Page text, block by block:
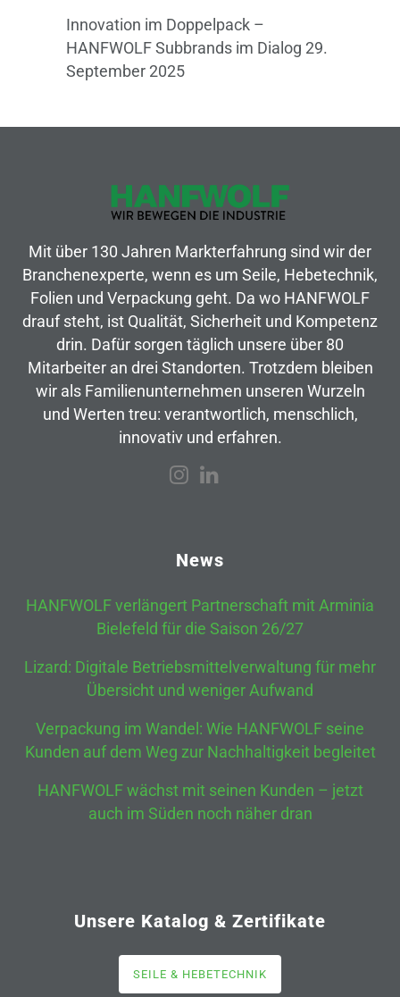
Innovation im Doppelpack –
HANFWOLF Subbrands im Dialog 29.
September 2025
Mit über 130 Jahren Markterfahrung sind wir der
Branchenexperte, wenn es um Seile, Hebetechnik,
Folien und Verpackung geht. Da wo HANFWOLF
drauf steht, ist Qualität, Sicherheit und Kompetenz
drin. Dafür sorgen täglich unsere über 80
Mitarbeiter an drei Standorten. Trotzdem bleiben
wir als Familienunternehmen unseren Wurzeln
und Werten treu: verantwortlich, menschlich,
innovativ und erfahren.
News
HANFWOLF verlängert Partnerschaft mit Arminia
Bielefeld für die Saison 26/27
Lizard: Digitale Betriebsmittelverwaltung für mehr
Übersicht und weniger Aufwand
Verpackung im Wandel: Wie HANFWOLF seine
Kunden auf dem Weg zur Nachhaltigkeit begleitet
HANFWOLF wächst mit seinen Kunden – jetzt
auch im Süden noch näher dran
Unsere Katalog & Zertifikate
SEILE & HEBETECHNIK